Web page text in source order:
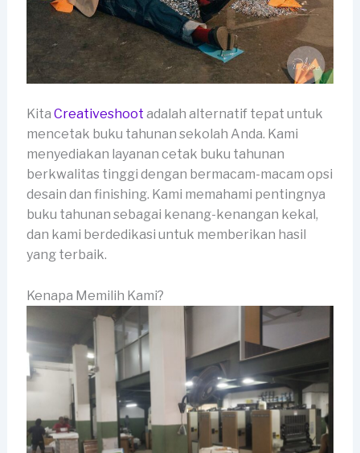
Kita Creativeshoot adalah alternatif tepat untuk
mencetak buku tahunan sekolah Anda. Kami
menyediakan layanan cetak buku tahunan
berkwalitas tinggi dengan bermacam-macam opsi
desain dan finishing. Kami memahami pentingnya
buku tahunan sebagai kenang-kenangan kekal,
dan kami berdedikasi untuk memberikan hasil
yang terbaik.
Kenapa Memilih Kami?